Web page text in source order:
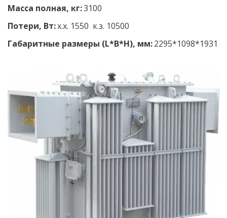
Масса полная, кг: 3100
Потери, Вт: х.х. 1550  к.з. 10500
Габаритные размеры (L*B*H), мм: 2295*1098*1931